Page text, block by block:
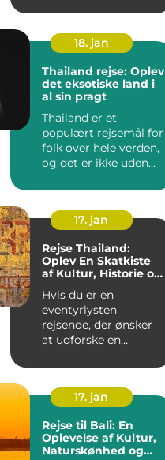
18. jan
Thailand rejse: Oplev
det eksotiske land i
al sin pragt
Thailand er et
populært rejsemål for
folk over hele verden,
og det er ikke uden
kombin...
17. jan
Rejse Thailand:
Oplev En Skatkiste
af Kultur, Historie og
Hvis du er en
eventyrlysten
rejsende, der ønsker
at udforske en
rig på kultur, h...
17. jan
Rejse til Bali: En
Oplevelse af Kultur,
Naturskønhed og